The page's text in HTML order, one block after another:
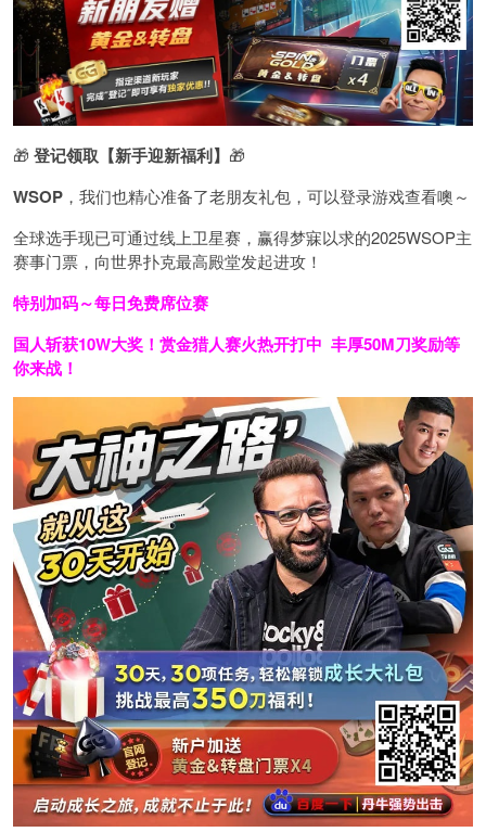
🎁 登记领取【新手迎新福利】 🎁
WSOP ，我们也精心准备了老朋友礼包，可以登录游戏查看噢～
全球选手现已可通过线上卫星赛，赢得梦寐以求的2025WSOP主
赛事门票，向世界扑克最高殿堂发起进攻！
特别加码～每日免费席位赛
国人斩获10W大奖！ 赏金猎人赛火热开打中 丰厚50M刀奖励等
你来战！